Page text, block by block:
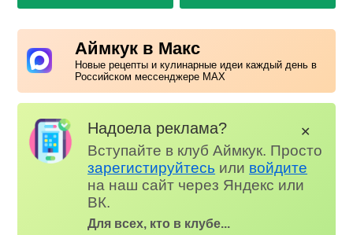
Аймкук в Макс
Новые рецепты и кулинарные идеи каждый день в
Российском мессенджере MAX
Надоела реклама?
Вступайте в клуб Аймкук. Просто
зарегистируйтесь или войдите
на наш сайт через Яндекс или
ВК.
Для всех, кто в клубе...
✕